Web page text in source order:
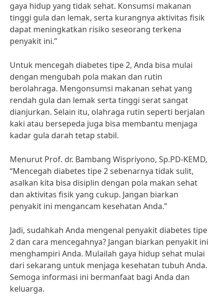
gaya hidup yang tidak sehat. Konsumsi makanan
tinggi gula dan lemak, serta kurangnya aktivitas fisik
dapat meningkatkan risiko seseorang terkena
penyakit ini.”
Untuk mencegah diabetes tipe 2, Anda bisa mulai
dengan mengubah pola makan dan rutin
berolahraga. Mengonsumsi makanan sehat yang
rendah gula dan lemak serta tinggi serat sangat
dianjurkan. Selain itu, olahraga rutin seperti berjalan
kaki atau bersepeda juga bisa membantu menjaga
kadar gula darah tetap stabil.
Menurut Prof. dr. Bambang Wispriyono, Sp.PD-KEMD,
“Mencegah diabetes tipe 2 sebenarnya tidak sulit,
asalkan kita bisa disiplin dengan pola makan sehat
dan aktivitas fisik yang cukup. Jangan biarkan
penyakit ini mengancam kesehatan Anda.”
Jadi, sudahkah Anda mengenal penyakit diabetes tipe
2 dan cara mencegahnya? Jangan biarkan penyakit ini
menghampiri Anda. Mulailah gaya hidup sehat mulai
dari sekarang untuk menjaga kesehatan tubuh Anda.
Semoga informasi ini bermanfaat bagi Anda dan
keluarga.